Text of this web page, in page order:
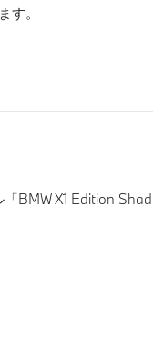
。
BMW X1 Edition